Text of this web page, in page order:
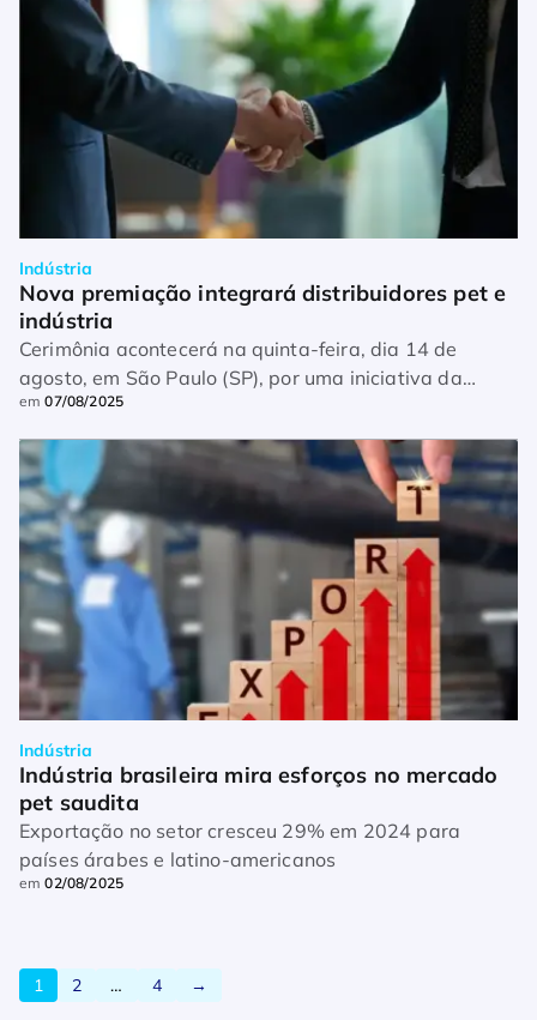
Indústria
Nova premiação integrará distribuidores pet e
indústria
Cerimônia acontecerá na quinta-feira, dia 14 de
agosto, em São Paulo (SP), por uma iniciativa da
Andipet
em07/08/2025
Indústria
Indústria brasileira mira esforços no mercado
pet saudita
Exportação no setor cresceu 29% em 2024 para
países árabes e latino-americanos
em02/08/2025
1 2 … 4 →